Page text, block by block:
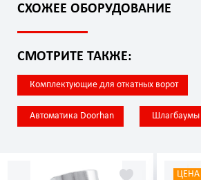
СХОЖЕЕ ОБОРУДОВАНИЕ
СМОТРИТЕ ТАКЖЕ:
Комплектующие для откатных ворот
Автоматика Doorhan Шлагбаумы